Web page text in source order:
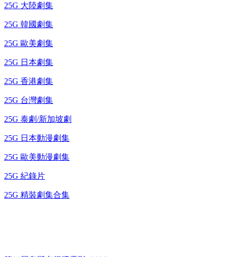
25G 大陸劇集
25G 韓國劇集
25G 歐美劇集
25G 日本劇集
25G 香港劇集
25G 台灣劇集
25G 泰劇/新加坡劇
25G 日本動漫劇集
25G 歐美動漫劇集
25G 紀錄片
25G 精裝劇集合集